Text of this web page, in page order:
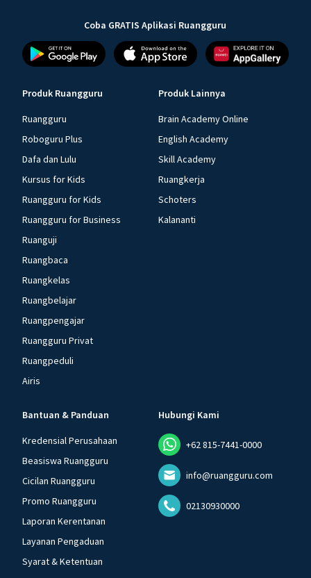
Coba GRATIS Aplikasi Ruangguru
Produk Ruangguru
Ruangguru
Roboguru Plus
Dafa dan Lulu
Kursus for Kids
Ruangguru for Kids
Ruangguru for Business
Ruanguji
Ruangbaca
Ruangkelas
Ruangbelajar
Ruangpengajar
Ruangguru Privat
Ruangpeduli
Airis
Produk Lainnya
Brain Academy Online
English Academy
Skill Academy
Ruangkerja
Schoters
Kalananti
Bantuan & Panduan
Kredensial Perusahaan
Beasiswa Ruangguru
Cicilan Ruangguru
Promo Ruangguru
Laporan Kerentanan
Layanan Pengaduan
Syarat & Ketentuan
Hubungi Kami
+62 815-7441-0000
info@ruangguru.com
02130930000